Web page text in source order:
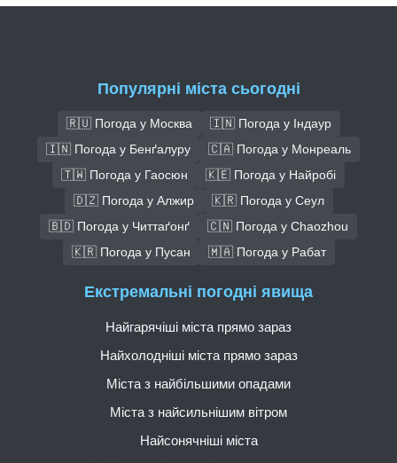
Популярні міста сьогодні
🇷🇺 Погода у Москва
🇮🇳 Погода у Індаур
🇮🇳 Погода у Бенґалуру
🇨🇦 Погода у Монреаль
🇹🇼 Погода у Гаосюн
🇰🇪 Погода у Найробі
🇩🇿 Погода у Алжир
🇰🇷 Погода у Сеул
🇧🇩 Погода у Читтаґонґ
🇨🇳 Погода у Chaozhou
🇰🇷 Погода у Пусан
🇲🇦 Погода у Рабат
Екстремальні погодні явища
Найгарячіші міста прямо зараз
Найхолодніші міста прямо зараз
Міста з найбільшими опадами
Міста з найсильнішим вітром
Найсонячніші міста